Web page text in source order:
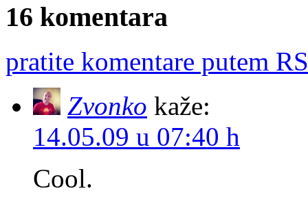
16 komentara
pratite komentare putem
Zvonko kaže:
14.05.09 u 07:40 h
Cool.